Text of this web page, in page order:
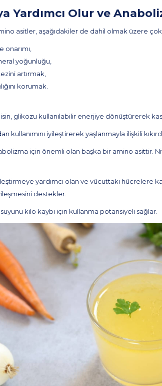
Yardımcı Olur ve
asitler, aşağıdakiler de dahil olmak üzere
onarımı,
yoğunluğu,
artırmak,
korumak.
glikozu kullanılabilir enerjiye dönüştürerek kas
kullanımını iyileştirerek yaşlanmayla ilişkili
için önemli olan başka bir amino
yardımcı olan ve vücuttaki
destekler.
kilo kaybı için kullanma potansiyeli sağlar.